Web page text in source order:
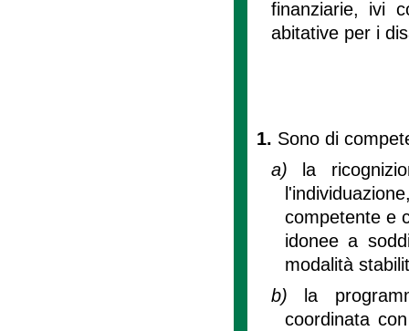
finanziarie, ivi
abitative per i
1. Sono di
a)
la
competente e
idonee a
modalità
b)
la
coordinata